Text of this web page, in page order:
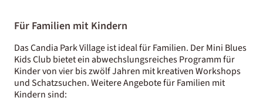
Für Familien mit Kindern
Das Candia Park Village ist ideal für Familien. Der Mini Blues
Kids Club bietet ein abwechslungsreiches Programm für
Kinder von vier bis zwölf Jahren mit kreativen Workshops
und Schatzsuchen. Weitere Angebote für Familien mit
Kindern sind: